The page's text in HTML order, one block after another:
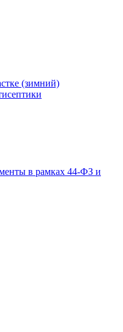
(зимний)
в рамках 44-ФЗ и